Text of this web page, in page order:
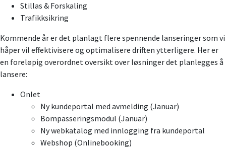
Stillas & Forskaling
Trafikksikring
Kommende år er det planlagt flere spennende lanseringer som vi
håper vil effektivisere og optimalisere driften ytterligere. Her er
en foreløpig overordnet oversikt over løsninger det planlegges å
lansere:
Onlet
Ny kundeportal med avmelding (Januar)
Bompasseringsmodul (Januar)
Ny webkatalog med innlogging fra kundeportal
Webshop (Onlinebooking)